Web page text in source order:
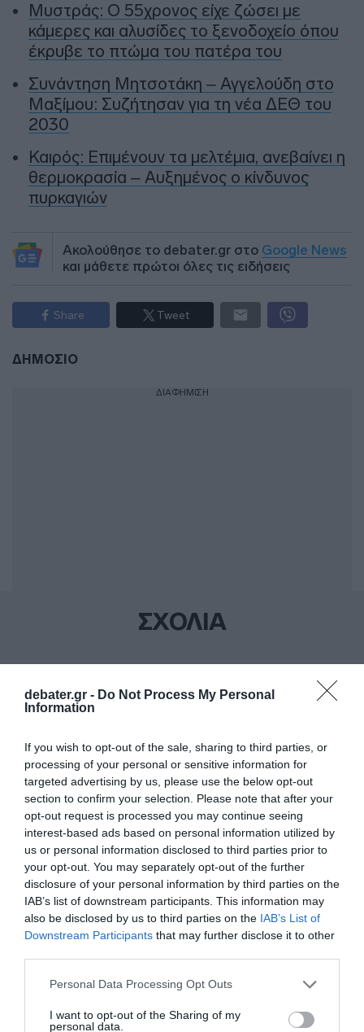
debater.gr - Do Not Process My Personal
Information
If you wish to opt-out of the sale, sharing to third parties, or
processing of your personal or sensitive information for
targeted advertising by us, please use the below opt-out
section to confirm your selection. Please note that after your
opt-out request is processed you may continue seeing
interest-based ads based on personal information utilized by
us or personal information disclosed to third parties prior to
your opt-out. You may separately opt-out of the further
disclosure of your personal information by third parties on the
IAB’s list of downstream participants. This information may
also be disclosed by us to third parties on the IAB’s List of
Downstream Participants that may further disclose it to other
Please note that this website/app uses one or more Google
not limited to your visit or usage behaviour. You may click to
Personal Data Processing Opt Outs
I want to opt-out of the Sharing of my
personal data.
Μυστράς: Ο 55χρονος είχε ζώσει με
κάμερες και αλυσίδες το ξενοδοχείο όπου
έκρυβε το πτώμα του πατέρα του
Συνάντηση Μητσοτάκη – Αγγελούδη στο
Μαξίμου: Συζήτησαν για τη νέα ΔΕΘ του
2030
Καιρός: Επιμένουν τα μελτέμια, ανεβαίνει η
θερμοκρασία – Αυξημένος ο κίνδυνος
πυρκαγιών
Ακολούθησε το debater.gr στο Google News
και μάθετε πρώτοι όλες τις ειδήσεις
Share Tweet
ΔΗΜΟΣΙΟ
ΔΙΑΦΗΜΙΣΗ
ΣΧΟΛΙΑ